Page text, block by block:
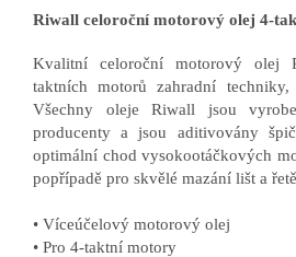
Riwall celoroční motorový olej 4-
Kvalitní celoroční motorový olej
taktních motorů zahradní
Všechny oleje Riwall jsou
producenty a jsou aditivovány
optimální chod vysokootáčkových
popřípadě pro skvělé mazání lišt a
• Víceúčelový motorový olej
• Pro 4-taktní motory